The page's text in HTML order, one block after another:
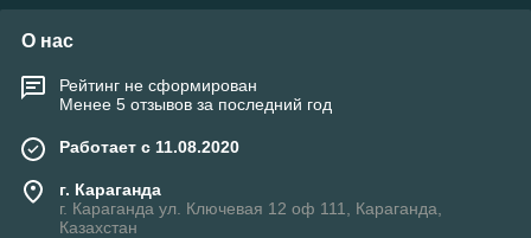
О нас
Рейтинг не сформирован
Менее 5 отзывов за последний год
Работает с 11.08.2020
г. Караганда
г. Караганда ул. Ключевая 12 оф 111, Караганда,
Казахстан